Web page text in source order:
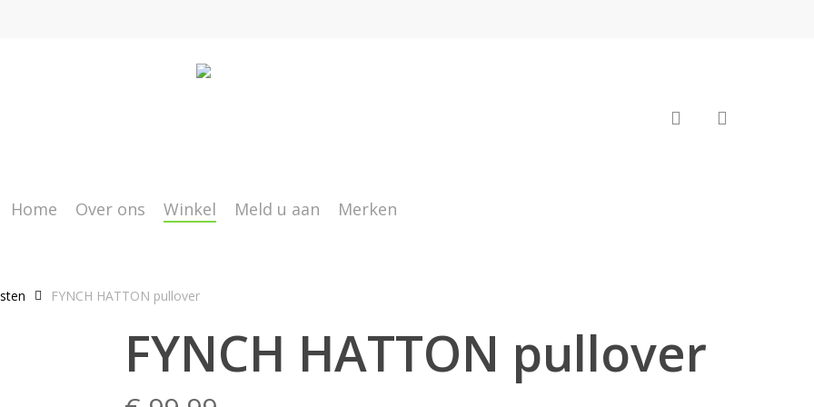
Home Over ons Winkel Meld u aan Merken
FYNCH HATTON pullover
FYNCH HATTON pullover